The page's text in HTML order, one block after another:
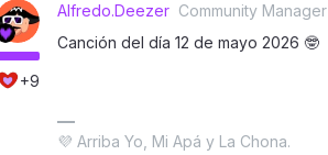
+9
Alfredo.Deezer Community Manager
Canción del día 12 de mayo 2026 🤓
💜 Arriba Yo, Mi Apá y La Chona.